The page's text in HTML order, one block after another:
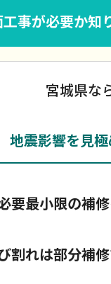
事が必要か知
宮城県な
地震影響を見
要最小限の補
割れは部分補